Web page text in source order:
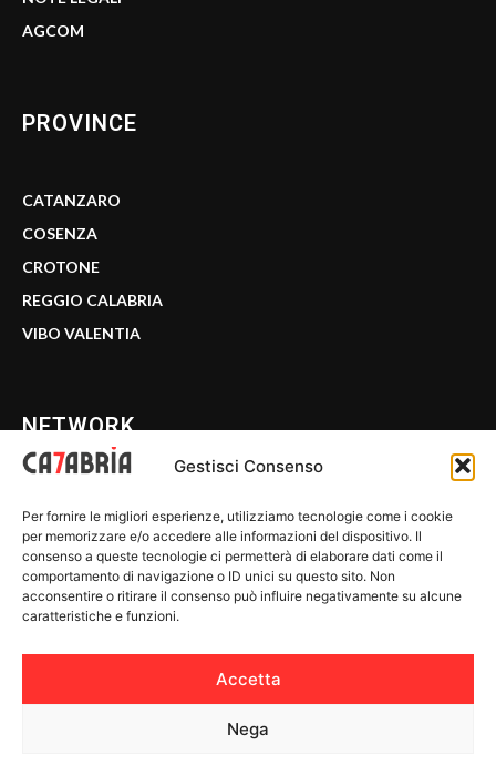
Gestisci Consenso
Per fornire le migliori esperienze, utilizziamo tecnologie come i cookie
per memorizzare e/o accedere alle informazioni del dispositivo. Il
consenso a queste tecnologie ci permetterà di elaborare dati come il
comportamento di navigazione o ID unici su questo sito. Non
acconsentire o ritirare il consenso può influire negativamente su alcune
caratteristiche e funzioni.
Accetta
Nega
AGCOM
PROVINCE
CATANZARO
COSENZA
CROTONE
REGGIO CALABRIA
VIBO VALENTIA
NETWORK
WE CALABRIA
C7 PLAY
MIX ZONE